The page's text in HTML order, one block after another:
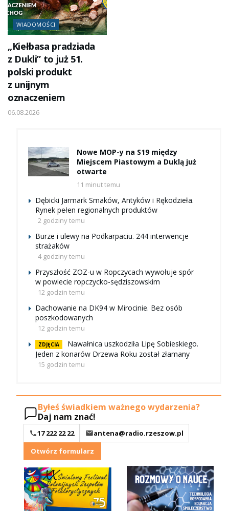
WIADOMOŚCI
„Kiełbasa pradziada
z Dukli” to już 51.
polski produkt
z unijnym
oznaczeniem
06.08.2026
Nowe MOP-y na S19 między
Miejscem Piastowym a Duklą już
otwarte
11 minut temu
Dębicki Jarmark Smaków, Antyków i Rękodzieła.
Rynek pełen regionalnych produktów
2 godziny temu
Burze i ulewy na Podkarpaciu. 244 interwencje
strażaków
4 godziny temu
Przyszłość ZOZ-u w Ropczycach wywołuje spór
w powiecie ropczycko-sędziszowskim
12 godzin temu
Dachowanie na DK94 w Mirocinie. Bez osób
poszkodowanych
12 godzin temu
ZDJĘCIA
Nawałnica uszkodziła Lipę Sobieskiego.
Jeden z konarów Drzewa Roku został złamany
15 godzin temu
Byłeś świadkiem ważnego wydarzenia?
Daj nam znać!
17 222 22 22
antena@radio.rzeszow.pl
Otwórz formularz